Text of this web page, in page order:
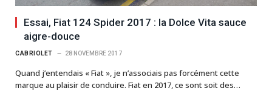
Essai, Fiat 124 Spider 2017 : la Dolce Vita sauce
aigre-douce
CABRIOLET 28 NOVEMBRE 2017
Quand j’entendais « Fiat », je n’associais pas forcément cette
marque au plaisir de conduire. Fiat en 2017, ce sont soit des…